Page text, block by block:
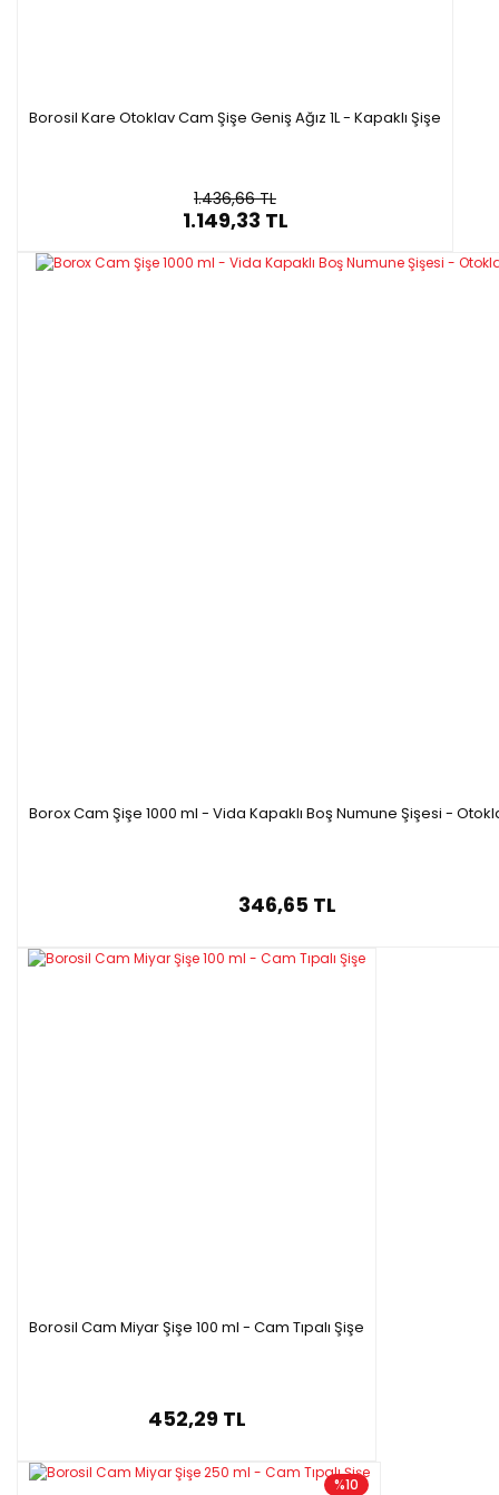
Borosil Kare Otoklav Cam Şişe Geniş Ağız 1L - Kapaklı Şişe
1.436,66 TL
1.149,33 TL
Borox Cam Şişe 1000 ml - Vida Kapaklı Boş Numune Şişesi -
346,65 TL
Borosil Cam Miyar Şişe 100 ml - Cam Tıpalı Şişe
452,29 TL
%10